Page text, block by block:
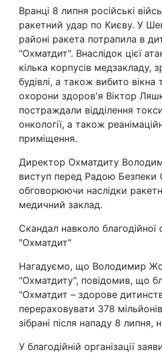
Вранці 8 липня російські
ракетний удар по Києву. У
районі ракета потрапила в
"Охматдит". Внаслідок цієї
кілька корпусів медзакладу,
будівлі, а також вибито вікна
охорони здоров'я Віктор
постраждали відділення
онкології, а також
приміщення.
Директор Охматдиту
виступ перед Радою
обговорюючи наслідки
медичний заклад.
Скандал навколо благодійної
"Охматдит"
Нагадуємо, що Володимир
"Охматдиту", повідомив, що
"Охматдит – здорове
перераховувати 378
зібрані після нападу 8 липня,
У благодійній організації